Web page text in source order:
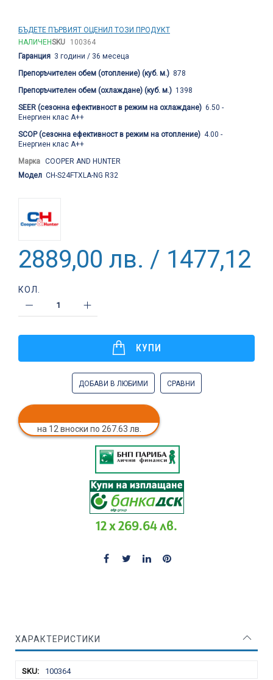
БЪДЕТЕ ПЪРВИЯТ ОЦЕНИЛ ТОЗИ ПРОДУКТ
НАЛИЧЕНSKU
100364
Гаранция 3 години / 36 месеца
Препоръчителен обем (отопление) (куб. м.) 878
Препоръчителен обем (охлаждане) (куб. м.) 1398
SEER (сезонна ефективност в режим на охлаждане) 6.50 -
Енергиен клас A++
SCOP (сезонна ефективност в режим на отопление) 4.00 -
Енергиен клас A++
Марка COOPER AND HUNTER
Модел CH-S24FTXLA-NG R32
2889,00 лв. / 1477,12 €
КОЛ.
КУПИ
ДОБАВИ В ЛЮБИМИ СРАВНИ
на 12 вноски по 267.63 лв.
12 x 269.64 лв.
ХАРАКТЕРИСТИКИ
100364